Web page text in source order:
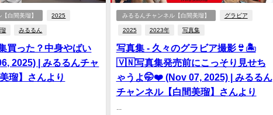
白間美瑠】 2025
みるるん
買った？中身やばい
2025) | みるるんチャ
瑠】さんより
みるるんチャンネル【白間美瑠】 グラビア
2025 2023年 写真集
写真集 - 久々のグラビア撮影👙🏝️
🇻🇳写真集発売前にこっそり見せち
ゃうよ🤭❤️ (Nov 07, 2025) | みるるん
チャンネル【白間美瑠】さんより